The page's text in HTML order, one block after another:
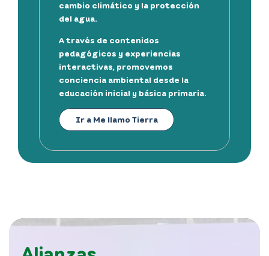
cambio climático y la protección
del agua.
A través de contenidos
pedagógicos y experiencias
interactivas, promovemos
conciencia ambiental desde la
educación inicial y básica primaria.
Ir a Me llamo Tierra